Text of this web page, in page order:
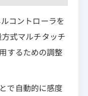
コントローラを
式マルチタッチ
するための調整
で自動的に感度